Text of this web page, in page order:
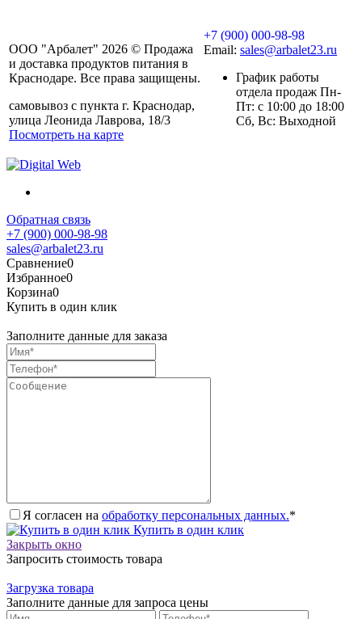
ООО "Арбалет" 2026 © Продажа
и доставка продуктов питания в
Краснодаре. Все права защищены.
самовывоз с пункта г. Краснодар,
улица Леонида Лаврова, 18/3
Посмотреть на карте
+7 (900) 000-98-98
Email: sales@arbalet23.ru
График работы
отдела продаж Пн-
Пт: с 10:00 до 18:00
Сб, Вс: Выходной
Обратная связь
+7 (900) 000-98-98
sales@arbalet23.ru
Сравнение0
Избранное0
Корзина0
Купить в один клик
Заполните данные для заказа
Я согласен на обработку персональных данных.*
Купить в один клик
Закрыть окно
Запросить стоимость товара
Загрузка товара
Заполните данные для запроса цены